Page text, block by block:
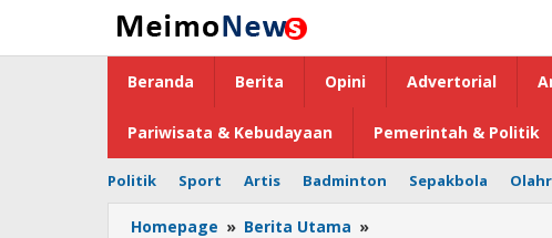
konten
Beranda Berita Opini Advertorial
Pariwisata & Kebudayaan Pemerintah & Politik
Politik Sport Artis Badminton Sepakbola
Homepage » Berita Utama »